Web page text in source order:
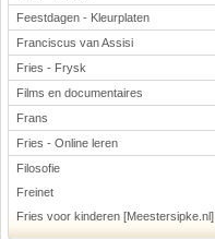
Feestdagen - Kleurplaten
Franciscus van Assisi
Fries - Frysk
Films en documentaires
Frans
Fries - Online leren
Filosofie
Freinet
Fries voor kinderen [Meestersipke.nl]